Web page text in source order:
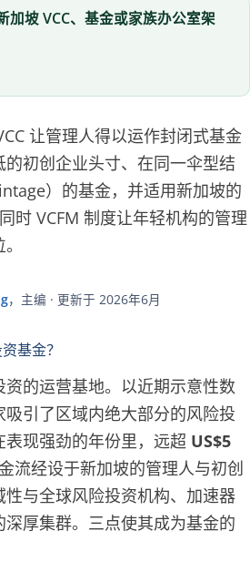
加坡 VCC、基金或家族办公室架
让管理人得以运作封闭式基金
初创企业头寸、在同一伞型结
）的基金，并适用新加坡的
VCFM 制度让年轻机构的管理
，主编 · 更新于 2026年6月
基金？
的运营基地。以近期示意性数
引了区域内绝大部分的风险投
现强劲的年份里，远超 US$5
流经设于新加坡的管理人与初创
与全球风险投资机构、加速器
厚集群。三点使其成为基金的